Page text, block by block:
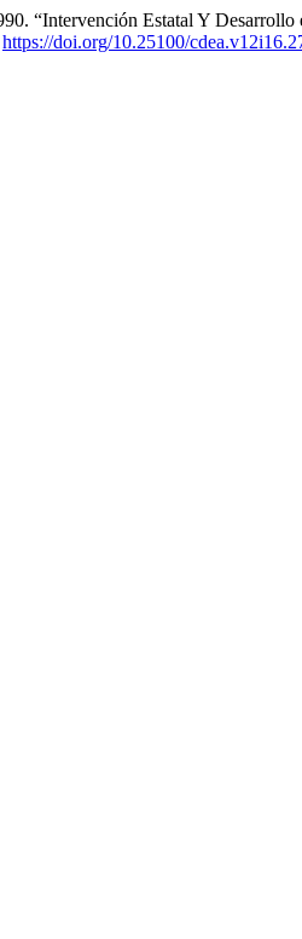
“Intervención Estatal Y
https://doi.org/10.25100/